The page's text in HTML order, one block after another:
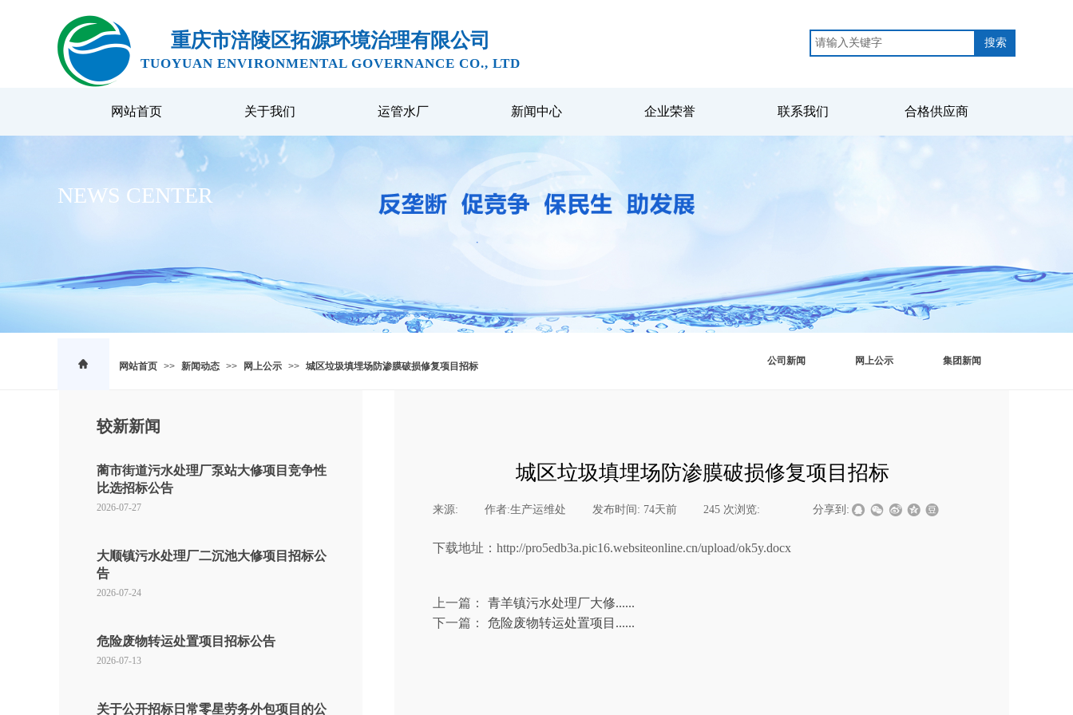
重庆市涪陵区拓源环境治理有限公司
TUOYUAN ENVIRONMENTAL GOVERNANCE CO., LTD
搜索
网站首页 关于我们 运管水厂 新闻中心 企业荣誉 联系我们 合格供应商
NEWS CENTER
网站首页 >> 新闻动态 >> 网上公示 >> 城区垃圾填埋场防渗膜破损修复项目招标 公司新闻 网上公示 集团新闻
蔺市街道污水处理厂泵站大修项目竞争性
比选招标公告
2026-07-27
大顺镇污水处理厂二沉池大修项目招标公
告
2026-07-24
危险废物转运处置项目招标公告
2026-07-13
关于公开招标日常零星劳务外包项目的公
较新新闻
城区垃圾填埋场防渗膜破损修复项目招标
来源: 作者:生产运维处 发布时间: 74天前 245 次浏览: 分享到:
下载地址： http://pro5edb3a.pic16.websiteonline.cn/upload/ok5y.docx
上一篇：
青羊镇污水处理厂大修......
下一篇：
危险废物转运处置项目......